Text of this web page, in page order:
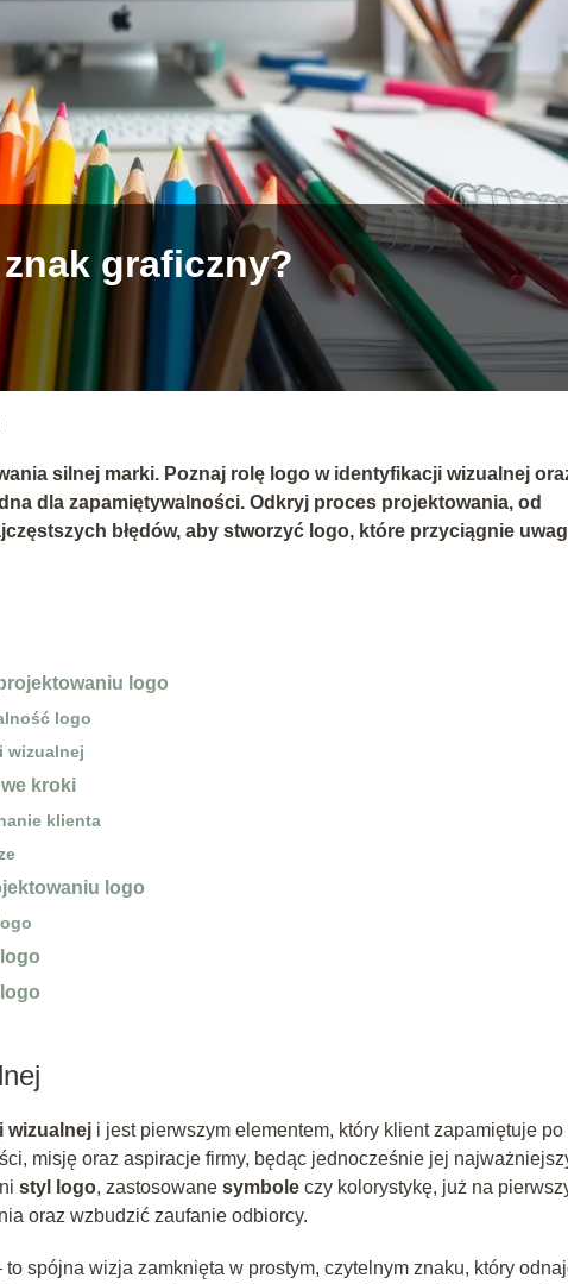
graficzny?
silnej marki. Poznaj rolę logo w identyfikacji wizualnej
dla zapamiętywalności. Odkryj proces projektowania, od
błędów, aby stworzyć logo, które przyciągnie
logo
logo
wizualnej
kroki
klienta
logo
wizualnej i jest pierwszym elementem, który klient zapamiętuje po
misję oraz aspiracje firmy, będąc jednocześnie jej
styl logo, zastosowane symbole czy kolorystykę, już na
oraz wzbudzić zaufanie odbiorcy.
spójna wizja zamknięta w prostym, czytelnym znaku, który